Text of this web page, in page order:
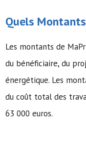
Quels
Les montants de
du bénéficiaire, du
énergétique. Les
du coût total des
63 000 euros.